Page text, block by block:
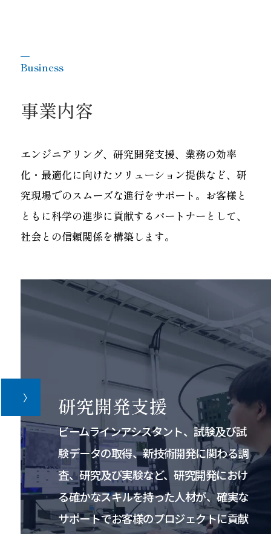
Business
事業内容
エンジニアリング、研究開発支援、業務の効率
化・最適化に向けたソリューション提供など、研
究現場でのスムーズな進行をサポート。お客様と
ともに科学の進歩に貢献するパートナーとして、
社会との信頼関係を構築します。
研究開発支援
ビームラインアシスタント、試験及び試
験データの取得、新技術開発に関わる調
査、研究及び実験など、研究開発におけ
る確かなスキルを持った人材が、確実な
サポートでお客様のプロジェクトに貢献